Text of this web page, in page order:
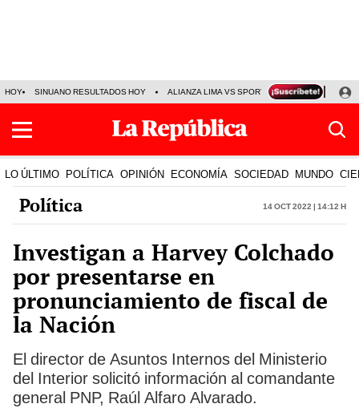
HOY SINUANO RESULTADOS HOY ALIANZA LIMA VS SPORT BOYS JORGE
LO ÚLTIMO POLÍTICA OPINIÓN ECONOMÍA SOCIEDAD MUNDO
Política 14 Oct 2022 | 14:12 h
Investigan a Harvey Colchado
por presentarse en
pronunciamiento de fiscal de
la Nación
El director de Asuntos Internos del Ministerio
del Interior solicitó información al comandante
general PNP, Raúl Alfaro Alvarado.